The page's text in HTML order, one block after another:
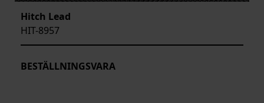
Hitch Lead
HIT-8957
BESTÄLLNINGSVARA